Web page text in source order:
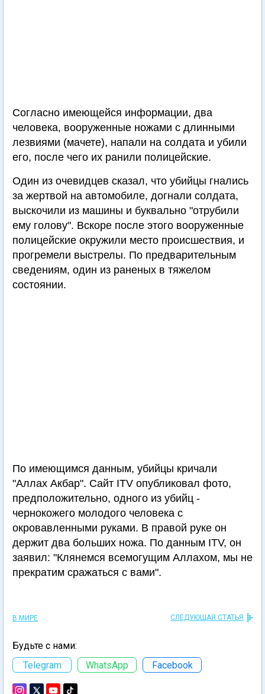
Согласно имеющейся информации, два
человека, вооруженные ножами с длинными
лезвиями (мачете), напали на солдата и убили
его, после чего их ранили полицейские.
Один из очевидцев сказал, что убийцы гнались
за жертвой на автомобиле, догнали солдата,
выскочили из машины и буквально "отрубили
ему голову". Вскоре после этого вооруженные
полицейские окружили место происшествия, и
прогремели выстрелы. По предварительным
сведениям, один из раненых в тяжелом
состоянии.
По имеющимся данным, убийцы кричали
"Аллах Акбар". Сайт ITV опубликовал фото,
предположительно, одного из убийц -
чернокожего молодого человека с
окровавленными руками. В правой руке он
держит два больших ножа. По данным ITV, он
заявил: "Клянемся всемогущим Аллахом, мы не
прекратим сражаться с вами".
В МИРЕ СЛЕДУЮЩАЯ СТАТЬЯ
Будьте с нами:
Telegram
WhatsApp Facebook